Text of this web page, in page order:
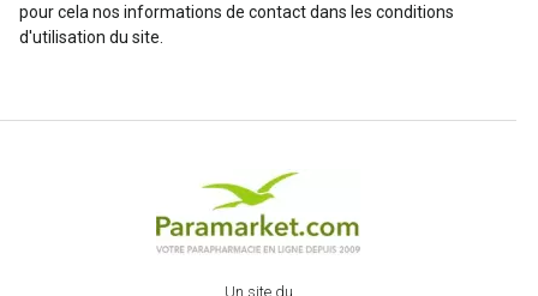
pour cela nos informations de contact dans les conditions
d'utilisation du site.
Un site du